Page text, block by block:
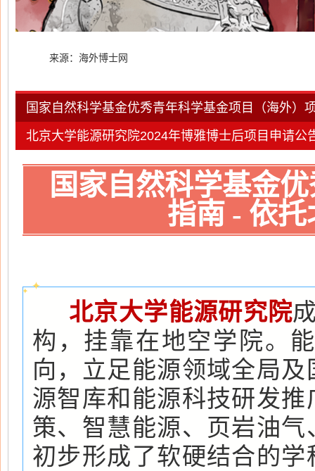
来源：海外博士网
国家自然科学基金优秀青年科学基金项目（海外）
北京大学能源研究院2024年博雅博士后项目申请公
国家自然科学基金
指南 - 依
北京大学能源研究院
构，挂靠在地空学院。
向，立足能源领域全局
源智库和能源科技研发
策、智慧能源、页岩油
初步形成了软硬结合的